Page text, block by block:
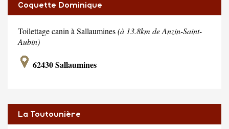
Coquette Dominique
Toilettage canin à Sallaumines(à 13.8km de Anzin-Saint-
Aubin)
62430 Sallaumines
La Toutounière